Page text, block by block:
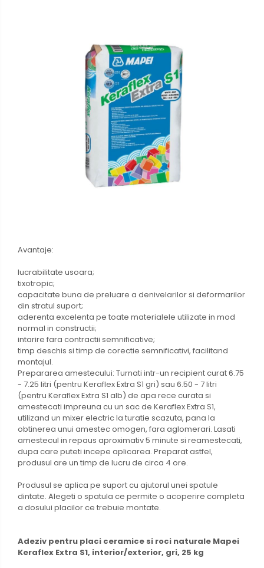
Avantaje:
lucrabilitate usoara;
tixotropic;
capacitate buna de preluare a denivelarilor si deformarilor
din stratul suport;
aderenta excelenta pe toate materialele utilizate in mod
normal in constructii;
intarire fara contractii semnificative;
timp deschis si timp de corectie semnificativi, facilitand
montajul.
Prepararea amestecului: Turnati intr-un recipient curat 6.75
- 7.25 litri (pentru Keraflex Extra S1 gri) sau 6.50 - 7 litri
(pentru Keraflex Extra S1 alb) de apa rece curata si
amestecati impreuna cu un sac de Keraflex Extra S1,
utilizand un mixer electric la turatie scazuta, pana la
obtinerea unui amestec omogen, fara aglomerari. Lasati
amestecul in repaus aproximativ 5 minute si reamestecati,
dupa care puteti incepe aplicarea. Preparat astfel,
produsul are un timp de lucru de circa 4 ore.
Produsul se aplica pe suport cu ajutorul unei spatule
dintate. Alegeti o spatula ce permite o acoperire completa
a dosului placilor ce trebuie montate.
Adeziv pentru placi ceramice si roci naturale Mapei
Keraflex Extra S1, interior/exterior, gri, 25 kg